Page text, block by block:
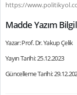
https://
Madde Yazım
Yazar: Prof. Dr. Yakup Çelik
Yayın Tarihi: 25.12.2023
Güncelleme Tarihi: